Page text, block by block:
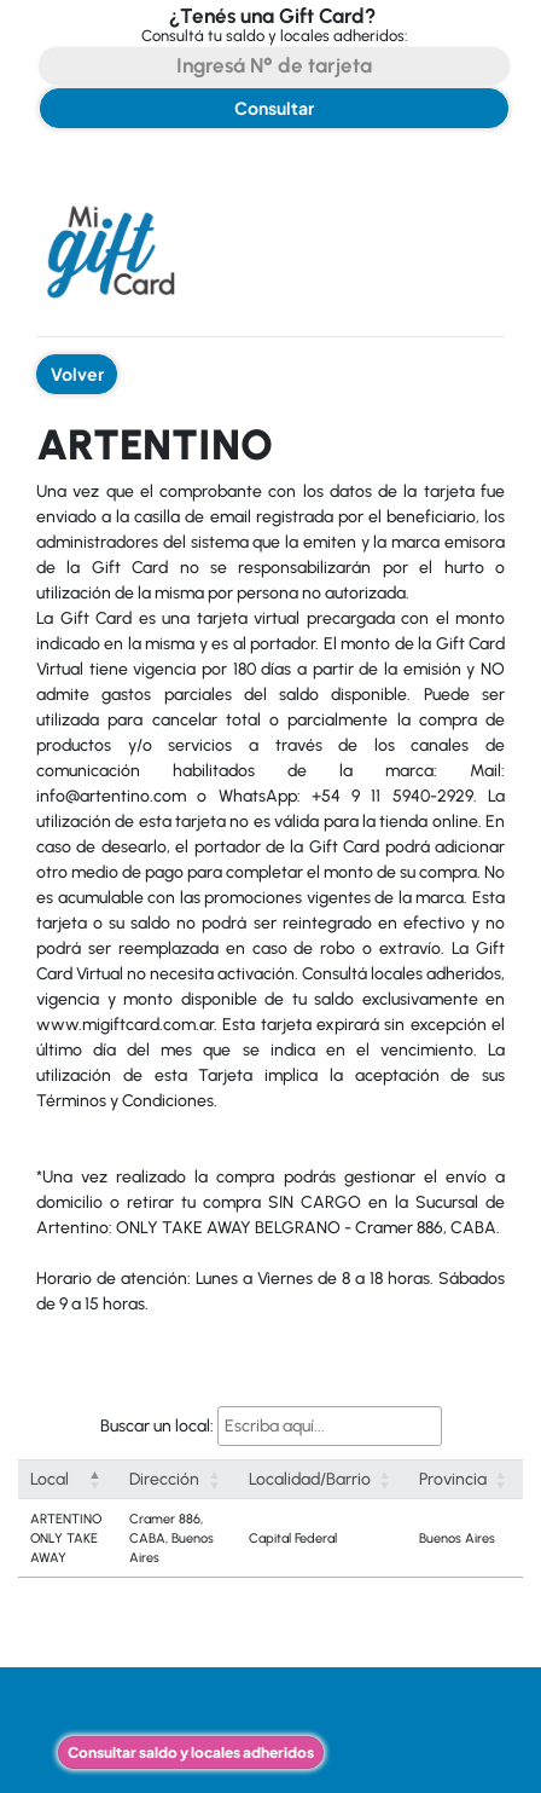
¿Tenés una Gift Card?
Consultá tu saldo y locales adheridos:
Consultar
Volver
ARTENTINO
Una vez que el comprobante con los datos de la tarjeta fue
enviado a la casilla de email registrada por el beneficiario, los
administradores del sistema que la emiten y la marca emisora
de la Gift Card no se responsabilizarán por el hurto o
utilización de la misma por persona no autorizada.
La Gift Card es una tarjeta virtual precargada con el monto
indicado en la misma y es al portador. El monto de la Gift Card
Virtual tiene vigencia por 180 días a partir de la emisión y NO
admite gastos parciales del saldo disponible. Puede ser
utilizada para cancelar total o parcialmente la compra de
productos y/o servicios a través de los canales de
comunicación habilitados de la marca: Mail:
info@artentino.com o WhatsApp: +54 9 11 5940-2929. La
utilización de esta tarjeta no es válida para la tienda online. En
caso de desearlo, el portador de la Gift Card podrá adicionar
otro medio de pago para completar el monto de su compra. No
es acumulable con las promociones vigentes de la marca. Esta
tarjeta o su saldo no podrá ser reintegrado en efectivo y no
podrá ser reemplazada en caso de robo o extravío. La Gift
Card Virtual no necesita activación. Consultá locales adheridos,
vigencia y monto disponible de tu saldo exclusivamente en
www.migiftcard.com.ar. Esta tarjeta expirará sin excepción el
último día del mes que se indica en el vencimiento. La
utilización de esta Tarjeta implica la aceptación de sus
Términos y Condiciones.
*Una vez realizado la compra podrás gestionar el envío a
domicilio o retirar tu compra SIN CARGO en la Sucursal de
Artentino: ONLY TAKE AWAY BELGRANO - Cramer 886, CABA.
Horario de atención: Lunes a Viernes de 8 a 18 horas. Sábados
de 9 a 15 horas.
Buscar un local:
Local Dirección Localidad/Barrio Provincia
ARTENTINO
ONLY TAKE
AWAY
Cramer 886,
CABA, Buenos
Aires
Capital Federal Buenos Aires
Consultar saldo y locales adheridos